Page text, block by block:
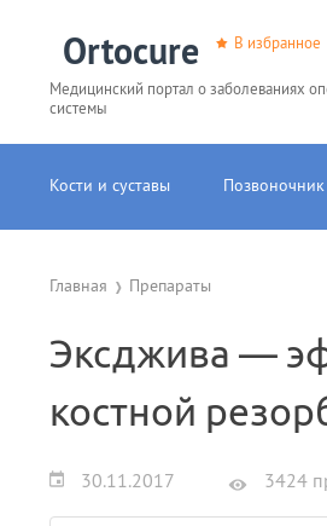
Ortocure В избранное
Медицинский портал о заболеваниях
системы
Кости и суставы Позвоночник
Главная Препараты
Эксджива —
костной
30.11.2017 3424